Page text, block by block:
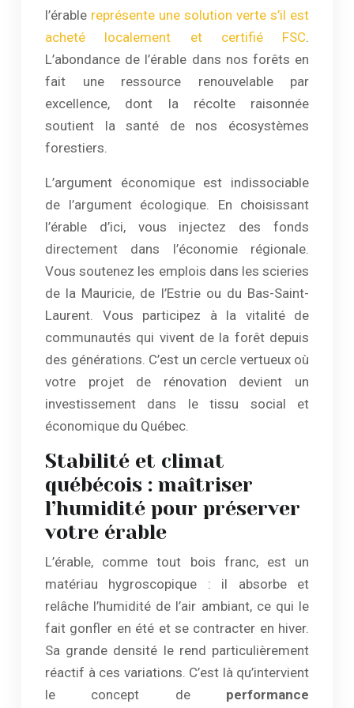
l’érable représente une solution verte s’il est
acheté localement et certifié FSC.
L’abondance de l’érable dans nos forêts en
fait une ressource renouvelable par
excellence, dont la récolte raisonnée
soutient la santé de nos écosystèmes
forestiers.
L’argument économique est indissociable
de l’argument écologique. En choisissant
l’érable d’ici, vous injectez des fonds
directement dans l’économie régionale.
Vous soutenez les emplois dans les scieries
de la Mauricie, de l’Estrie ou du Bas-Saint-
Laurent. Vous participez à la vitalité de
communautés qui vivent de la forêt depuis
des générations. C’est un cercle vertueux où
votre projet de rénovation devient un
investissement dans le tissu social et
économique du Québec.
Stabilité et climat
québécois : maîtriser
l’humidité pour préserver
votre érable
L’érable, comme tout bois franc, est un
matériau hygroscopique : il absorbe et
relâche l’humidité de l’air ambiant, ce qui le
fait gonfler en été et se contracter en hiver.
Sa grande densité le rend particulièrement
réactif à ces variations. C’est là qu’intervient
le concept de performance